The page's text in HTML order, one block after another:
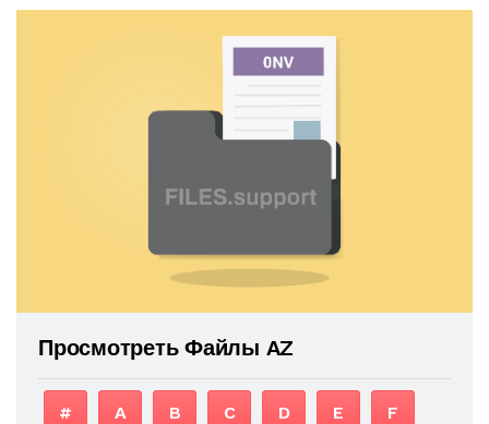
Просмотреть Файлы AZ
# A B C D E F